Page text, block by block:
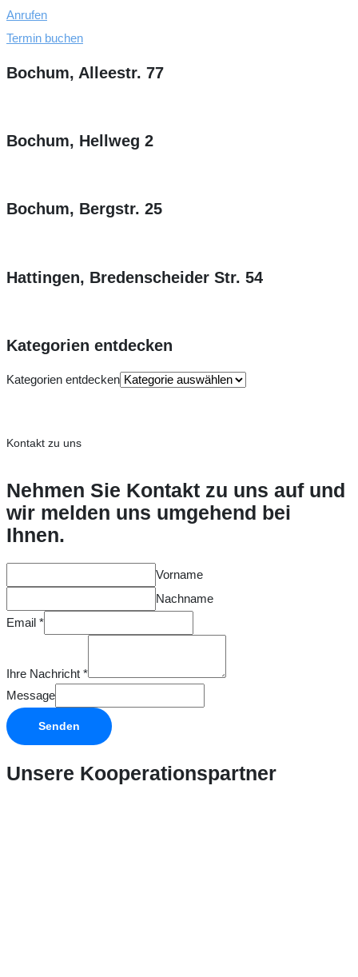
Anrufen
Termin buchen
Bochum, Alleestr. 77
Bochum, Hellweg 2
Bochum, Bergstr. 25
Hattingen, Bredenscheider Str. 54
Kategorien entdecken
Kategorien entdecken
Kontakt zu uns
Nehmen Sie Kontakt zu uns auf und
wir melden uns umgehend bei
Ihnen.
Vorname
Nachname
Email *
Ihre Nachricht *
Message
Senden
Unsere Kooperationspartner